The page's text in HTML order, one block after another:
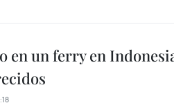
en un ferry en